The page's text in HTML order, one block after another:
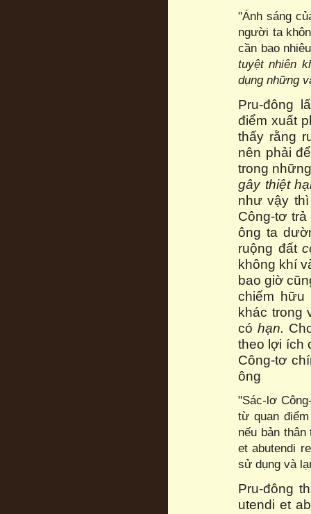
"Ánh sáng
người ta
cần bao
tuyệt nhiên
dụng những
Pru-đông
điểm xuất
thấy rằng
nên phải
trong
gây thiệt
như vậy
Công-tơ
ông ta
ruộng đất
không khí
bao giờ
chiếm hữu
khác trong
cóhạn.
theo lợi ích
Công-tơ
ông
"Sác-lơ
từ quan
nếu bản
et abutendi
sử dụng và
Pru-đông
utendi et